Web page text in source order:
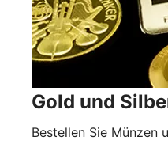
Gold und
Bestellen Sie Münzen